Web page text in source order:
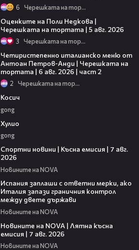
6 Черешката на тортата
Оценките на Поли Недкова |
Черешката на тортата | 5 авг. 2026
3 Черешката на тортата
Четиристепенно италианско меню от
Антоан Петров-Анди | Черешката на
тортата | 6 авг. 2026 | част 2
2 Черешката на тортата
Косич
gong
Хулио
gong
Спортни новини | Късна емисия | 7 авг.
2026
Новините на NOVA
Испания заплаши с ответни мерки, ако
Италия запази граничния контрол
между двете държави
Новините на NOVA
Новините на NOVA | Лятна късна
емисия | 7 авг. 2026
Новините на NOVA